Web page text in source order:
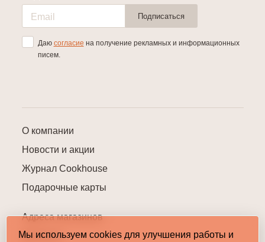
О компании
Новости и акции
Журнал Cookhouse
Подарочные карты
Адреса магазинов
Контакты
Подписаться
Даю согласие на получение рекламных и информационных
писем.
Мы используем cookies для улучшения работы и